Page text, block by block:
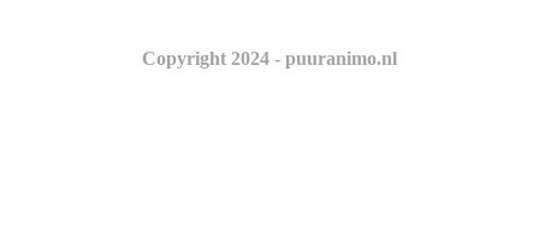
Copyright 2024 - puuranimo.nl